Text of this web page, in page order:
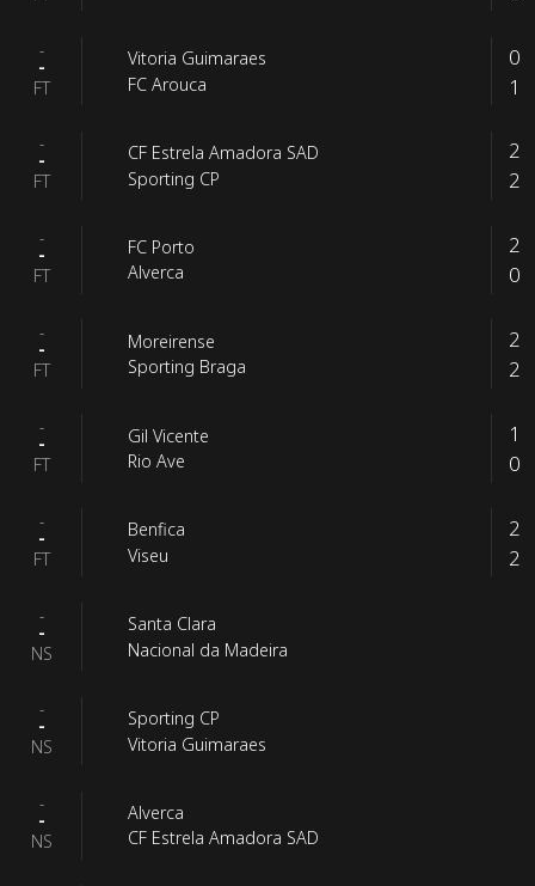
-
-
FT
Vitoria Guimaraes
FC Arouca
0
1
-
-
FT
CF Estrela Amadora SAD
Sporting CP
2
2
-
-
FT
FC Porto
Alverca
2
0
-
-
FT
Moreirense
Sporting Braga
2
2
-
-
FT
Gil Vicente
Rio Ave
1
0
-
-
FT
Benfica
Viseu
2
2
-
-
NS
Santa Clara
Nacional da Madeira
-
-
NS
Sporting CP
Vitoria Guimaraes
-
-
NS
Alverca
CF Estrela Amadora SAD